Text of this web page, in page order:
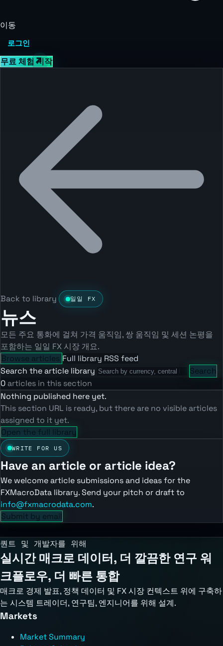
이동
로그인
무료 체험 시작
Back to library 일일 FX
뉴스
모든 주요 통화에 걸쳐 가격 움직임, 쌍 움직임 및 세션 논평을
포함하는 일일 FX 시장 개요.
Browse articles Full library RSS feed
Search the article library
Search
0 articles in this section
Nothing published here yet.
This section URL is ready, but there are no visible articles
assigned to it yet.
Open the full library
WRITE FOR US
Have an article or article idea?
We welcome article submissions and ideas for the
FXMacroData library. Send your pitch or draft to
info@fxmacrodata.com.
Submit by email
퀀트 및 개발자를 위해
실시간 매크로 데이터, 더 깔끔한 연구 워
크플로우, 더 빠른 통합
매크로 경제 발표, 정책 데이터 및 FX 시장 컨텍스트 위에 구축하
는 시스템 트레이더, 연구팀, 엔지니어를 위해 설계.
Markets
Market Summary